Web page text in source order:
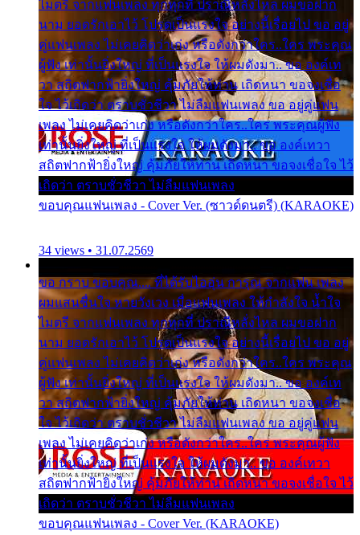
ไมตรี จากแฟนเพลง ทุกทุกที่ ปราณีหลั่งไหล ผมขอฝาก
นาม ยอดรักเอาไว้ โปรดเป็นแรงใจ อย่างนี้เรื่อยไป ขอ อยู่
คู่แฟนเพลง ไม่เคยคิดว่าเก่ง หรือดังกว่าใคร..ใคร พระคุณ
ผู้ฟัง เท่านั้นยิ่งใหญ่ ที่เป็นแรงใจ ให้ผมดังมา.. ขอ องค์เท
วา สถิตฟากฟ้ายิ่งใหญ่ คุ้มภัยให้ท่าน เถิดหนา ขอจงเชื่อ
ใจ ไว้เถิดว่า ตราบชั่วชีวา ไม่ลืมแฟนเพลง ขอ อยู่คู่แฟน
เพลง ไม่เคยคิดว่าเก่ง หรือดังกว่าใคร..ใคร พระคุณผู้ฟัง
เท่านั้นยิ่งใหญ่ ที่เป็นแรงใจ ให้ผมดังมา.. ขอ องค์เทวา
สถิตฟากฟ้ายิ่งใหญ่ คุ้มภัยให้ท่าน เถิดหนา ขอจงเชื่อใจ ไว้
เถิดว่า ตราบชั่วชีวา ไม่ลืมแฟนเพลง
ขอบคุณแฟนเพลง - Cover Ver. (ซาวด์ดนตรี) (KARAOKE)
34 views • 31.07.2569
ขอ กราบ ขอบคุณ.... ที่ได้รับไออุ่น การุณ จากแฟน เพลง
ผมแสนชื่นใจ หายวังเวง เมื่อแฟนเพลง ให้กำลังใจ น้ำใจ
ไมตรี จากแฟนเพลง ทุกทุกที่ ปราณีหลั่งไหล ผมขอฝาก
นาม ยอดรักเอาไว้ โปรดเป็นแรงใจ อย่างนี้เรื่อยไป ขอ อยู่
คู่แฟนเพลง ไม่เคยคิดว่าเก่ง หรือดังกว่าใคร..ใคร พระคุณ
ผู้ฟัง เท่านั้นยิ่งใหญ่ ที่เป็นแรงใจ ให้ผมดังมา.. ขอ องค์เท
วา สถิตฟากฟ้ายิ่งใหญ่ คุ้มภัยให้ท่าน เถิดหนา ขอจงเชื่อ
ใจ ไว้เถิดว่า ตราบชั่วชีวา ไม่ลืมแฟนเพลง ขอ อยู่คู่แฟน
เพลง ไม่เคยคิดว่าเก่ง หรือดังกว่าใคร..ใคร พระคุณผู้ฟัง
เท่านั้นยิ่งใหญ่ ที่เป็นแรงใจ ให้ผมดังมา.. ขอ องค์เทวา
สถิตฟากฟ้ายิ่งใหญ่ คุ้มภัยให้ท่าน เถิดหนา ขอจงเชื่อใจ ไว้
เถิดว่า ตราบชั่วชีวา ไม่ลืมแฟนเพลง
ขอบคุณแฟนเพลง - Cover Ver. (KARAOKE)